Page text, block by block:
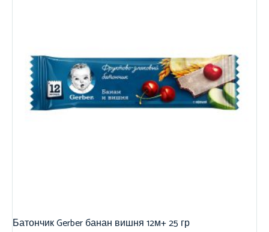
Батончик Gerber банан вишня 12м+ 25 гр